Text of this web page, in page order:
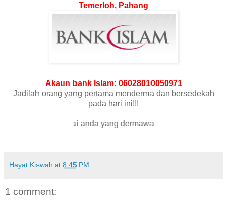
Temerloh, Pahang
Akaun bank Islam: 06028010050971
Jadilah orang yang pertama menderma dan bersedekah
pada hari ini!!!
Menderma wahai anda yang dermawan!!!
Hayat Kiswah at 8:45 PM
1 comment: